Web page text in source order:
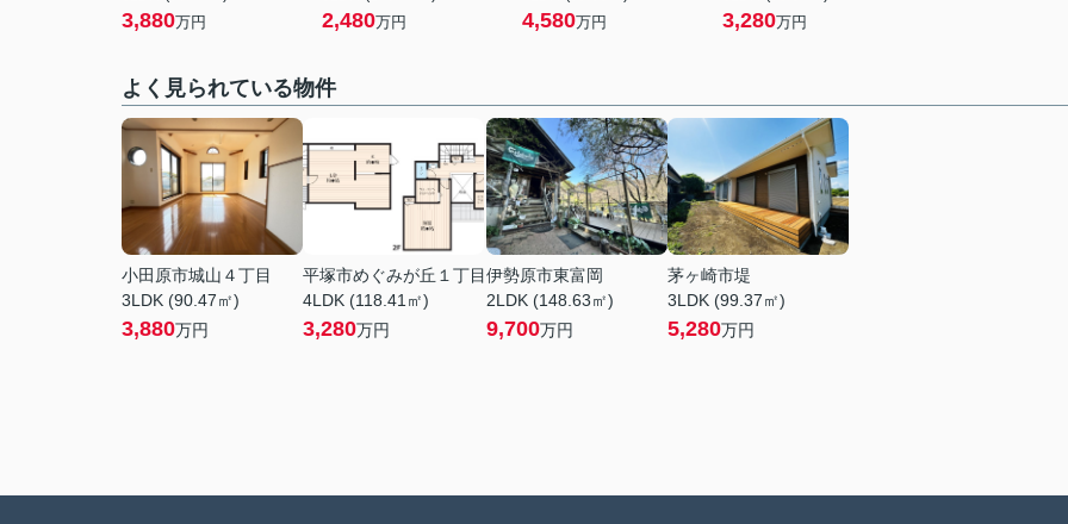
3,880万円 2,480万円 4,580万円 3,280万円
よく見られている物件
小田原市城山４丁目
3LDK (90.47㎡)
3,880万円
平塚市めぐみが丘１丁目
4LDK (118.41㎡)
3,280万円
伊勢原市東富岡
2LDK (148.63㎡)
9,700万円
茅ヶ崎市堤
3LDK (99.37㎡)
5,280万円